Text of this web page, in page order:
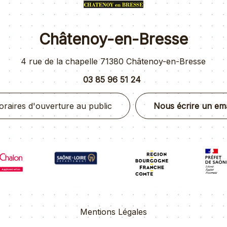
Châtenoy-en-Bresse
4 rue de la chapelle 71380 Châtenoy-en-Bresse
03 85 96 51 24
d'ouverture au public Nous écrire un
Mentions Légales